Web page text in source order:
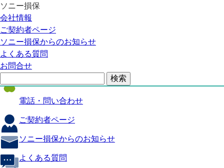
ソニー損保
会社情報
ご契約者ページ
ソニー損保からのお知らせ
よくある質問
お問合せ
自動車保険
医療保険
火災保険
海外旅行保険
電話・問い合わせ
ご契約者ページ
ソニー損保からのお知らせ
よくある質問